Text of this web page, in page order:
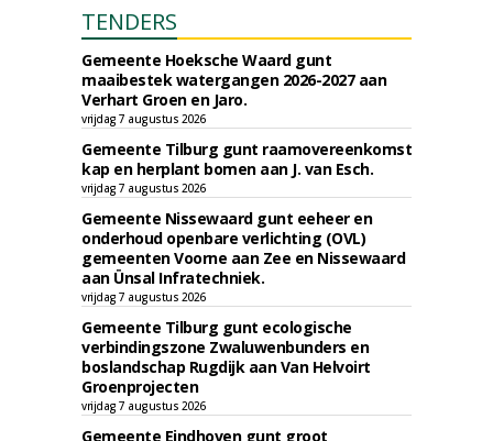
TENDERS
Gemeente Hoeksche Waard gunt
maaibestek watergangen 2026-2027 aan
Verhart Groen en Jaro.
vrijdag 7 augustus 2026
Gemeente Tilburg gunt raamovereenkomst
kap en herplant bomen aan J. van Esch.
vrijdag 7 augustus 2026
Gemeente Nissewaard gunt eeheer en
onderhoud openbare verlichting (OVL)
gemeenten Voorne aan Zee en Nissewaard
aan Ünsal Infratechniek.
vrijdag 7 augustus 2026
Gemeente Tilburg gunt ecologische
verbindingszone Zwaluwenbunders en
boslandschap Rugdijk aan Van Helvoirt
Groenprojecten
vrijdag 7 augustus 2026
Gemeente Eindhoven gunt groot